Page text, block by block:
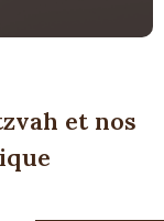
et nos